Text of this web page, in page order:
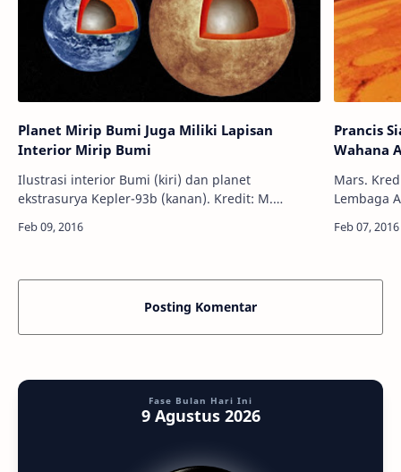
Planet Mirip Bumi Juga Miliki Lapisan
Interior Mirip Bumi
Ilustrasi interior Bumi (kiri) dan planet
ekstrasurya Kepler-93b (kanan). Kredit: M.
telah belajar struktur interior Bumi: …
Prancis
Wahana
Mars. Kredit: Corbis
Lembaga
yang
Posting Komentar
Fase Bulan Hari Ini
9 Agustus 2026